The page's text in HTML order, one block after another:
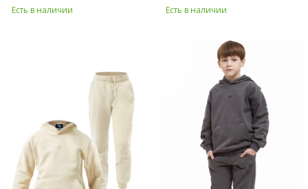
Есть в наличии
Есть в наличии